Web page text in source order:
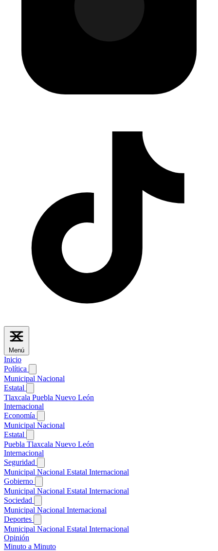
Menú
Inicio
Política
Municipal Nacional
Estatal
Tlaxcala Puebla Nuevo León
Internacional
Economía
Municipal Nacional
Estatal
Puebla Tlaxcala Nuevo León
Internacional
Seguridad
Municipal Nacional Estatal Internacional
Gobierno
Municipal Nacional Estatal Internacional
Sociedad
Municipal Nacional Internacional
Deportes
Municipal Nacional Estatal Internacional
Opinión
Minuto a Minuto